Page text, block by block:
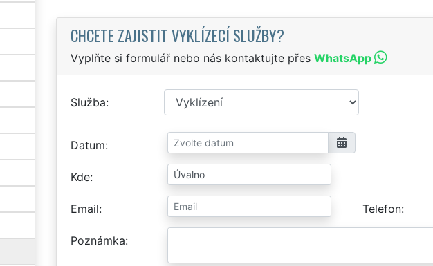
CHCETE ZAJISTIT VYKLÍZECÍ SLUŽBY?
Vyplňte si formulář nebo nás kontaktujte přes WhatsApp
Služba
Datum
Kde
Email Telefon
Poznámka